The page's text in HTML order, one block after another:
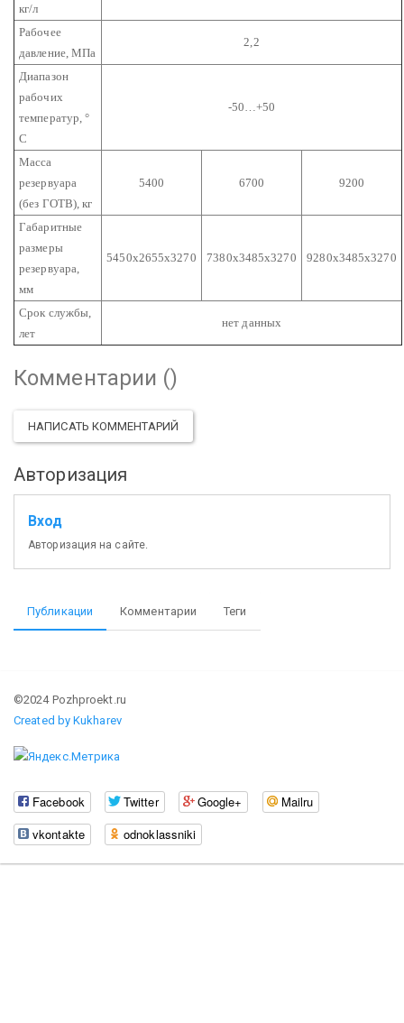
кг/л
Рабочее
давление, МПа
2,2
Диапазон
рабочих
температур, °
C
-50…+50
Масса
резервуара
(без ГОТВ), кг
5400 6700 9200
Габаритные
размеры
резервуара,
мм
5450х2655х3270 7380х3485х3270 9280х3485х3270
Срок службы,
лет
нет данных
Комментарии ()
НАПИСАТЬ КОММЕНТАРИЙ
Авторизация
Вход
Авторизация на сайте.
Публикации Комментарии Теги
©2024 Pozhproekt.ru
Created by Kukharev
Facebook Twitter Google+
Mailru
vkontakte
odnoklassniki